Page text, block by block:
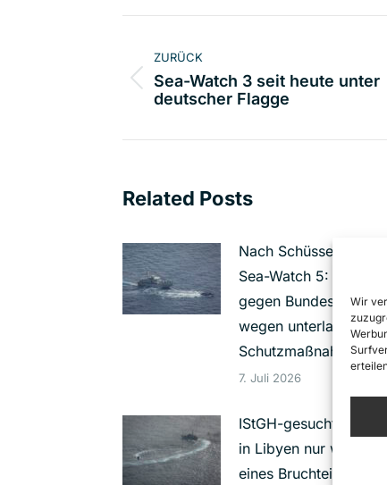
Wir
ZURÜCK
Vorheriger
Sea-Watch 3 seit heute unter
deutscher Flagge
Related Posts
Nach Schüssen auf die
Sea-Watch 5: Eilantrag
gegen
wegen unterlassener
Schutzmaßnahmen
7. Juli 2026
IStGH-gesuchter
in Libyen nur wegen
eines Bruchteils der